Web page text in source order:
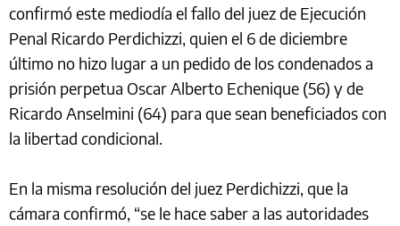
confirmó este mediodía el fallo del juez de Ejecución
Penal Ricardo Perdichizzi, quien el 6 de diciembre
último no hizo lugar a un pedido de los condenados a
prisión perpetua Oscar Alberto Echenique (56) y de
Ricardo Anselmini (64) para que sean beneficiados con
la libertad condicional.
En la misma resolución del juez Perdichizzi, que la
cámara confirmó, “se le hace saber a las autoridades